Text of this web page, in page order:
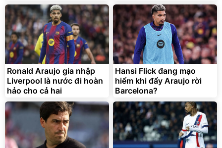
Lót ghế ôtô, nâng lưng
chống nóng giúp thoải mái
trong di chuyển
295.000đ
Đã bán nhiều
Ronald Araujo gia nhập
Liverpool là nước đi hoàn
hảo cho cả hai
Hansi Flick đang mạo
hiểm khi đẩy Araujo rời
Barcelona?